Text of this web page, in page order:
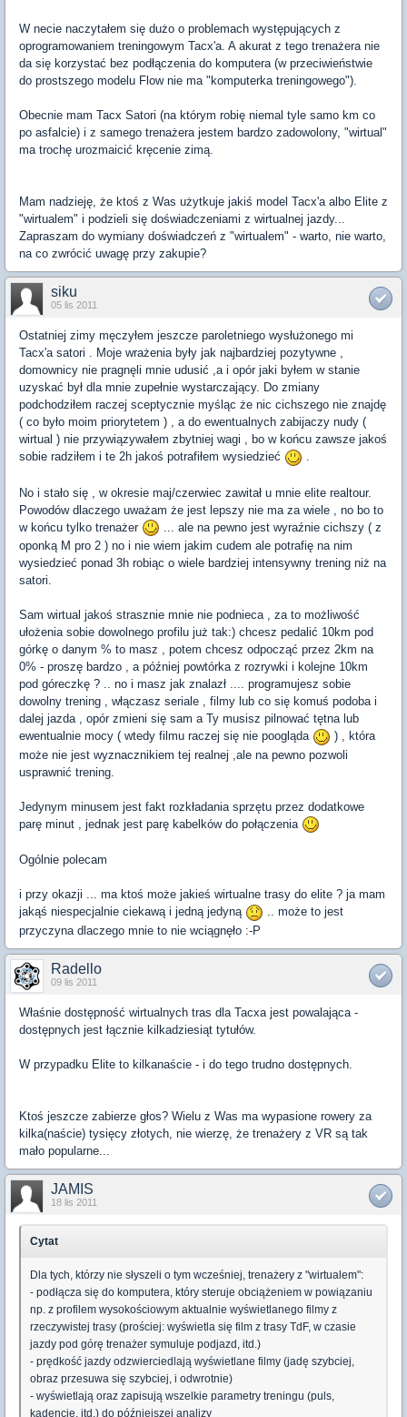
W necie naczytałem się dużo o problemach występujących z
oprogramowaniem treningowym Tacx'a. A akurat z tego trenażera nie
da się korzystać bez podłączenia do komputera (w przeciwieństwie
do prostszego modelu Flow nie ma "komputerka treningowego").
Obecnie mam Tacx Satori (na którym robię niemal tyle samo km co
po asfalcie) i z samego trenażera jestem bardzo zadowolony, "wirtual"
ma trochę urozmaicić kręcenie zimą.
Mam nadzieję, że ktoś z Was użytkuje jakiś model Tacx'a albo Elite z
"wirtualem" i podzieli się doświadczeniami z wirtualnej jazdy...
Zapraszam do wymiany doświadczeń z "wirtualem" - warto, nie warto,
na co zwrócić uwagę przy zakupie?
siku
05 lis 2011
Ostatniej zimy męczyłem jeszcze paroletniego wysłużonego mi
Tacx'a satori . Moje wrażenia były jak najbardziej pozytywne ,
domownicy nie pragnęli mnie udusić ,a i opór jaki byłem w stanie
uzyskać był dla mnie zupełnie wystarczający. Do zmiany
podchodziłem raczej sceptycznie myśląc że nic cichszego nie znajdę
( co było moim priorytetem ) , a do ewentualnych zabijaczy nudy (
wirtual ) nie przywiązywałem zbytniej wagi , bo w końcu zawsze jakoś
sobie radziłem i te 2h jakoś potrafiłem wysiedzieć
.
No i stało się , w okresie maj/czerwiec zawitał u mnie elite realtour.
Powodów dlaczego uważam że jest lepszy nie ma za wiele , no bo to
w końcu tylko trenażer
... ale na pewno jest wyraźnie cichszy ( z
oponką M pro 2 ) no i nie wiem jakim cudem ale potrafię na nim
wysiedzieć ponad 3h robiąc o wiele bardziej intensywny trening niż na
satori.
Sam wirtual jakoś strasznie mnie nie podnieca , za to możliwość
ułożenia sobie dowolnego profilu już tak:) chcesz pedalić 10km pod
górkę o danym % to masz , potem chcesz odpocząć przez 2km na
0% - proszę bardzo , a później powtórka z rozrywki i kolejne 10km
pod góreczkę ? .. no i masz jak znalazł .... programujesz sobie
dowolny trening , włączasz seriale , filmy lub co się komuś podoba i
dalej jazda , opór zmieni się sam a Ty musisz pilnować tętna lub
ewentualnie mocy ( wtedy filmu raczej się nie poogląda
) , która
może nie jest wyznacznikiem tej realnej ,ale na pewno pozwoli
usprawnić trening.
Jedynym minusem jest fakt rozkładania sprzętu przez dodatkowe
parę minut , jednak jest parę kabelków do połączenia
Ogólnie polecam
i przy okazji ... ma ktoś może jakieś wirtualne trasy do elite ? ja mam
jakąś niespecjalnie ciekawą i jedną jedyną
.. może to jest
przyczyna dlaczego mnie to nie wciągnęło :-P
Radello
09 lis 2011
Właśnie dostępność wirtualnych tras dla Tacxa jest powalająca -
dostępnych jest łącznie kilkadziesiąt tytułów.
W przypadku Elite to kilkanaście - i do tego trudno dostępnych.
Ktoś jeszcze zabierze głos? Wielu z Was ma wypasione rowery za
kilka(naście) tysięcy złotych, nie wierzę, że trenażery z VR są tak
mało popularne...
JAMIS
18 lis 2011
Cytat
Dla tych, którzy nie słyszeli o tym wcześniej, trenażery z "wirtualem":
- podłącza się do komputera, który steruje obciążeniem w powiązaniu
np. z profilem wysokościowym aktualnie wyświetlanego filmy z
rzeczywistej trasy (prościej: wyświetla się film z trasy TdF, w czasie
jazdy pod górę trenażer symuluje podjazd, itd.)
- prędkość jazdy odzwierciedlają wyświetlane filmy (jadę szybciej,
obraz przesuwa się szybciej, i odwrotnie)
- wyświetlają oraz zapisują wszelkie parametry treningu (puls,
kadencję, itd.) do późniejszej analizy